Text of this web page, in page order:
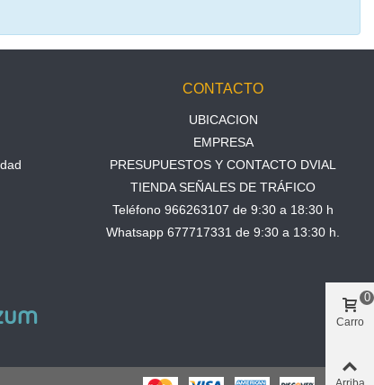
CONTACTO
UBICACION
EMPRESA
PRESUPUESTOS Y CONTACTO DVIAL
TIENDA SEÑALES DE TRÁFICO
Teléfono 966263107 de 9:30 a 18:30 h
Whatsapp 677717331 de 9:30 a 13:30 h.
Carro
0